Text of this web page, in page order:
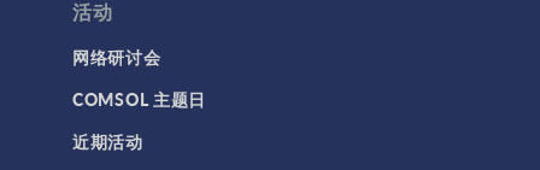
活动
网络研讨会
COMSOL 主题日
近期活动